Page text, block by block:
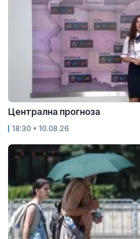
Централна прогноза
18:30 • 10.08.26